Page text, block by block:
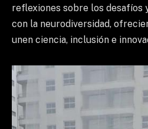
reflexiones sobre los desafíos
con la neurodiversidad,
unen ciencia, inclusión e